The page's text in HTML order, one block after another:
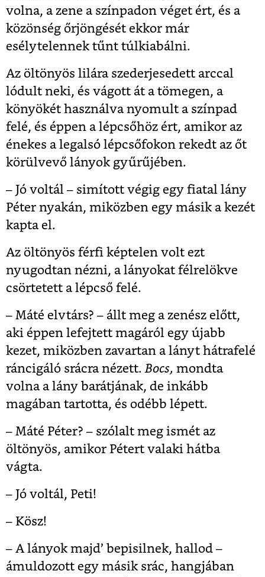
volna, a zene a színpadon véget ért, és a
közönség őrjöngését ekkor már
esélytelennek tűnt túlkiabálni.
Az öltönyös lilára szederjesedett arccal
lódult neki, és vágott át a tömegen, a
könyökét használva nyomult a színpad
felé, és éppen a lépcsőhöz ért, amikor az
énekes a legalsó lépcsőfokon rekedt az őt
körülvevő lányok gyűrűjében.
– Jó voltál – simított végig egy fiatal lány
Péter nyakán, miközben egy másik a kezét
kapta el.
Az öltönyös férfi képtelen volt ezt
nyugodtan nézni, a lányokat félrelökve
csörtetett a lépcső felé.
– Máté elvtárs? – állt meg a zenész előtt,
aki éppen lefejtett magáról egy újabb
kezet, miközben zavartan a lányt hátrafelé
ráncigáló srácra nézett. Bocs, mondta
volna a lány barátjának, de inkább
magában tartotta, és odébb lépett.
– Máté Péter? – szólalt meg ismét az
öltönyös, amikor Pétert valaki hátba
vágta.
– Jó voltál, Peti!
– Kösz!
– A lányok majd’ bepisilnek, hallod –
ámuldozott egy másik srác, hangjában